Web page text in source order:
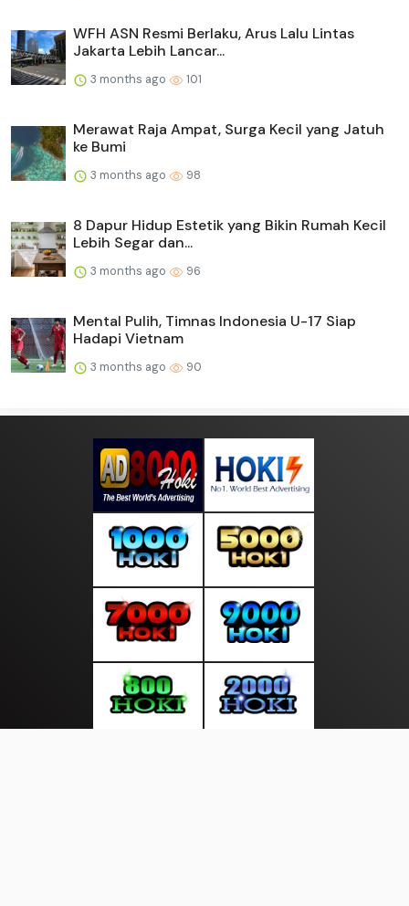
WFH ASN Resmi Berlaku, Arus Lalu Lintas
Jakarta Lebih Lancar...
3 months ago 101
Merawat Raja Ampat, Surga Kecil yang Jatuh
ke Bumi
3 months ago 98
8 Dapur Hidup Estetik yang Bikin Rumah Kecil
Lebih Segar dan...
3 months ago 96
Mental Pulih, Timnas Indonesia U-17 Siap
Hadapi Vietnam
3 months ago 90